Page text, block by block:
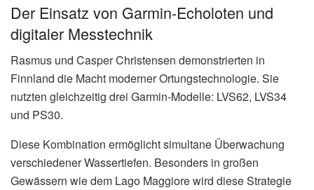
Der Einsatz von Garmin-Echoloten und
digitaler Messtechnik
Rasmus und Casper Christensen demonstrierten in
Finnland die Macht moderner Ortungstechnologie. Sie
nutzten gleichzeitig drei Garmin-Modelle: LVS62, LVS34
und PS30.
Diese Kombination ermöglicht simultane Überwachung
verschiedener Wassertiefen. Besonders in großen
Gewässern wie dem Lago Maggiore wird diese Strategie